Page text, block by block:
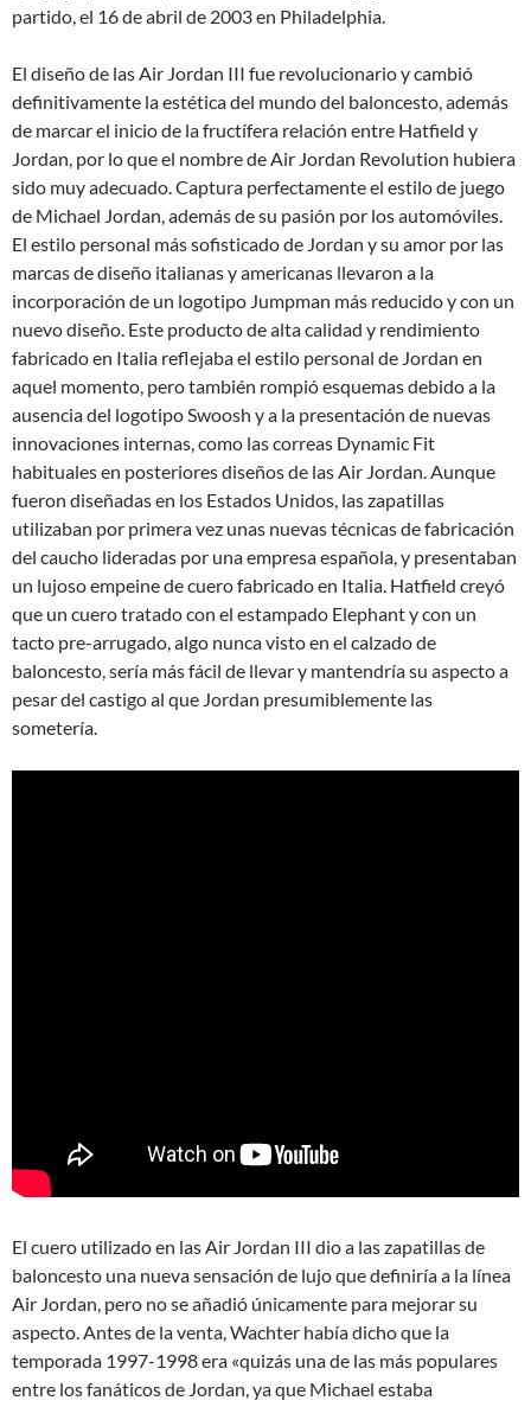
partido, el 16 de abril de 2003 en Philadelphia.
El diseño de las Air Jordan III fue revolucionario y cambió
definitivamente la estética del mundo del baloncesto, además
de marcar el inicio de la fructífera relación entre Hatfield y
Jordan, por lo que el nombre de Air Jordan Revolution hubiera
sido muy adecuado. Captura perfectamente el estilo de juego
de Michael Jordan, además de su pasión por los automóviles.
El estilo personal más sofisticado de Jordan y su amor por las
marcas de diseño italianas y americanas llevaron a la
incorporación de un logotipo Jumpman más reducido y con un
nuevo diseño. Este producto de alta calidad y rendimiento
fabricado en Italia reflejaba el estilo personal de Jordan en
aquel momento, pero también rompió esquemas debido a la
ausencia del logotipo Swoosh y a la presentación de nuevas
innovaciones internas, como las correas Dynamic Fit
habituales en posteriores diseños de las Air Jordan. Aunque
fueron diseñadas en los Estados Unidos, las zapatillas
utilizaban por primera vez unas nuevas técnicas de fabricación
del caucho lideradas por una empresa española, y presentaban
un lujoso empeine de cuero fabricado en Italia. Hatfield creyó
que un cuero tratado con el estampado Elephant y con un
tacto pre-arrugado, algo nunca visto en el calzado de
baloncesto, sería más fácil de llevar y mantendría su aspecto a
pesar del castigo al que Jordan presumiblemente las
sometería.
El cuero utilizado en las Air Jordan III dio a las zapatillas de
baloncesto una nueva sensación de lujo que definiría a la línea
Air Jordan, pero no se añadió únicamente para mejorar su
aspecto. Antes de la venta, Wachter había dicho que la
temporada 1997-1998 era «quizás una de las más populares
entre los fanáticos de Jordan, ya que Michael estaba